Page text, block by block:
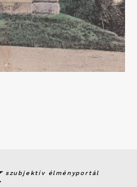
szubjektív élményportál